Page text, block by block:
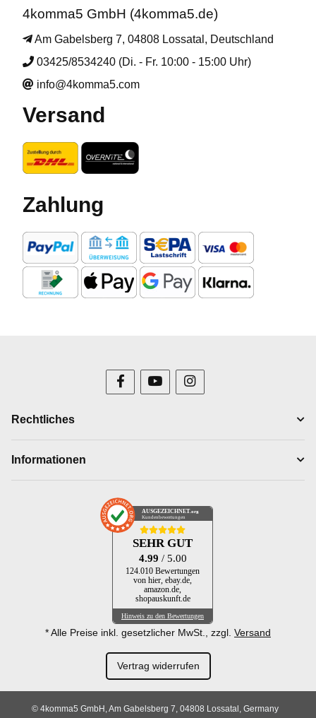
4komma5 GmbH (4komma5.de)
Am Gabelsberg 7, 04808 Lossatal, Deutschland
03425/8534240 (Di. - Fr. 10:00 - 15:00 Uhr)
info@4komma5.com
Versand
Zahlung
Rechtliches
Informationen
AUSGEZEICHNET .org
Kundenbewertungen
SEHR GUT
4.99 / 5.00
124.010 Bewertungen
von hier, ebay.de,
amazon.de,
shopauskunft.de
Hinweis zu den Bewertungen
* Alle Preise inkl. gesetzlicher MwSt., zzgl. Versand
Vertrag widerrufen
© 4komma5 GmbH, Am Gabelsberg 7, 04808 Lossatal, Germany